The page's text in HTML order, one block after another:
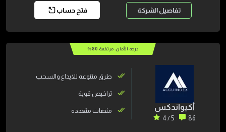
فتح حساب تفاصيل الشركة
درجه الأمان: مرتفعة 80
%
أكيواندكس
86
5 / 4
طرق متنوعه للايداع والسحب
تراخيص قوية
منصات متعدده